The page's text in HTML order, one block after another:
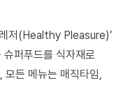
저(Healthy Pleasure)’
퍼푸드를 식자재로
모든 메뉴는 매직타임,